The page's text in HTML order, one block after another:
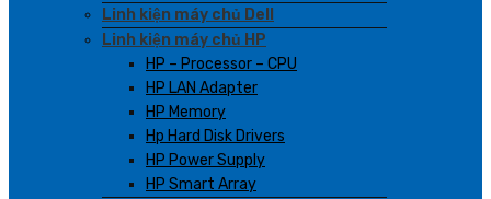
Linh kiện máy chủ Dell
Linh kiện máy chủ HP
HP – Processor – CPU
HP LAN Adapter
HP Memory
Hp Hard Disk Drivers
HP Power Supply
HP Smart Array